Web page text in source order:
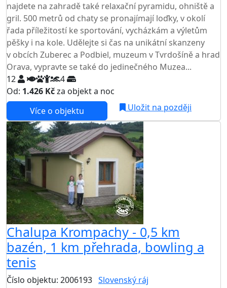
najdete na zahradě také relaxační pyramidu, ohniště a
gril. 500 metrů od chaty se pronajímají loďky, v okolí
řada příležitostí ke sportování, vycházkám a výletům
pěšky i na kole. Udělejte si čas na unikátní skanzeny
v obcích Zuberec a Podbiel, muzeum v Tvrdošíně a hrad
Orava, vypravte se také do jedinečného Muzea...
12
4
Od: 1.426 Kčza objekt a noc
Více o objektu
Uložit na později
Chalupa Krompachy - 0,5 km
bazén, 1 km přehrada, bowling a
tenis
Číslo objektu: 2006193 Slovenský ráj